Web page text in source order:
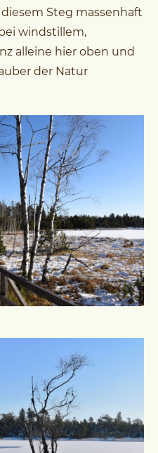
Steg massenhaft
windstillem,
alleine hier oben und
der Natur